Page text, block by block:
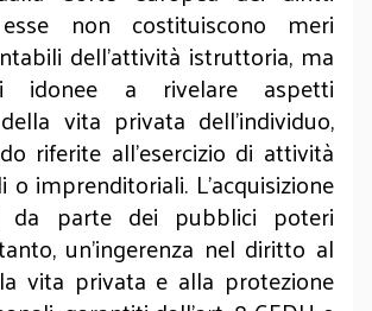
non costituiscono meri
dell'attività istruttoria, ma
idonee a rivelare aspetti
vita privata dell'individuo,
riferite all'esercizio di attività
o imprenditoriali. L'acquisizione
parte dei pubblici poteri
un'ingerenza nel diritto al
vita privata e alla protezione